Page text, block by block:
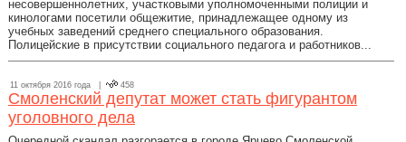
несовершеннолетних, участковыми уполномоченными полиции и
кинологами посетили общежитие, принадлежащее одному из
учебных заведений среднего специального образования.
Полицейские в присутствии социального педагога и работников...
11 октября 2016 года | 458
Смоленский депутат может стать фигурантом
уголовного дела